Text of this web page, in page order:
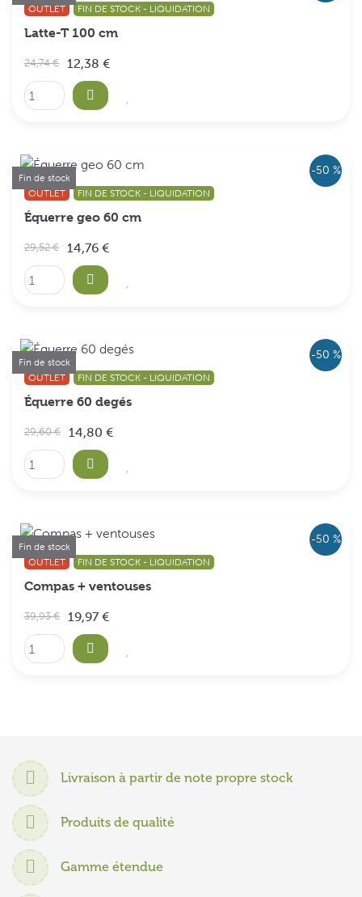
OUTLET
FIN DE STOCK - LIQUIDATION
Latte-T 100 cm
24,74 € 12,38 €
-50 %
Fin de stock
OUTLET
FIN DE STOCK - LIQUIDATION
Équerre geo 60 cm
29,52 € 14,76 €
-50 %
Fin de stock
OUTLET
FIN DE STOCK - LIQUIDATION
Équerre 60 degés
29,60 € 14,80 €
-50 %
Fin de stock
OUTLET
FIN DE STOCK - LIQUIDATION
Compas + ventouses
39,93 € 19,97 €
Livraison à partir de note propre stock
Produits de qualité
Gamme étendue